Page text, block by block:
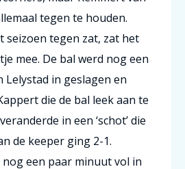
tegen te houden.
seizoen tegen zat, zat het
mee. De bal werd nog een
Lelystad in geslagen en
die de bal leek aan te
in een ‘schot’ die
de keeper ging 2-1.
een paar minuut vol in